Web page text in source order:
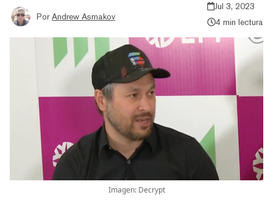
Por Andrew Asmakov
Jul 3, 2023
4 min lectura
Imagen: Decrypt